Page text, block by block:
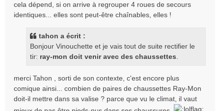
cela dépend, si on arrive à regrouper 4 roues de secours
identiques... elles sont peut-être chaînables, elles !
tahon a écrit :
Bonjour Vinouchette et je vais tout de suite rectifier le
tir: ray-mon doit venir avec des chaussettes.
merci Tahon , sorti de son contexte, c'est encore plus
comique ainsi... combien de paires de chaussettes Ray-Mon
doit-il mettre dans sa valise ? parce que vu le climat, il vaut